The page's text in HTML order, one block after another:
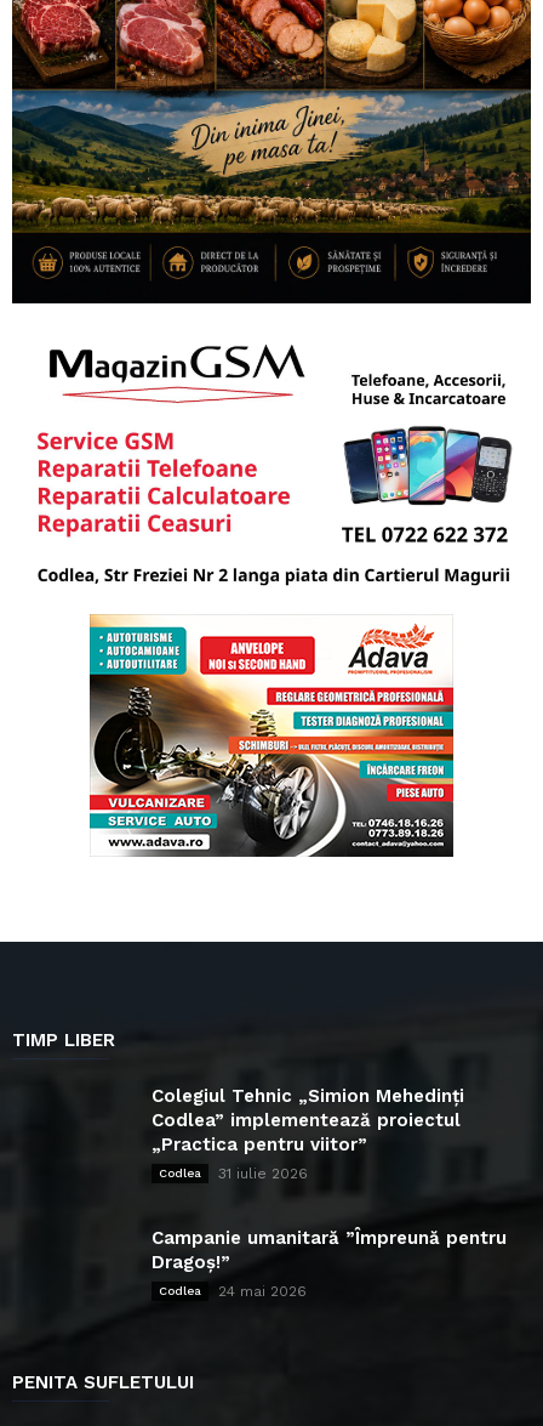
TIMP LIBER
Colegiul Tehnic „Simion Mehedinți
Codlea” implementează proiectul
„Practica pentru viitor”
Codlea 31 iulie 2026
Campanie umanitară ”Împreună pentru
Dragoș!”
Codlea 24 mai 2026
PENITA SUFLETULUI